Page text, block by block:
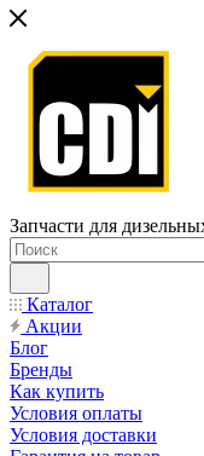
Запчасти для
Каталог
Акции
Блог
Бренды
Как купить
Условия оплаты
Условия доставки